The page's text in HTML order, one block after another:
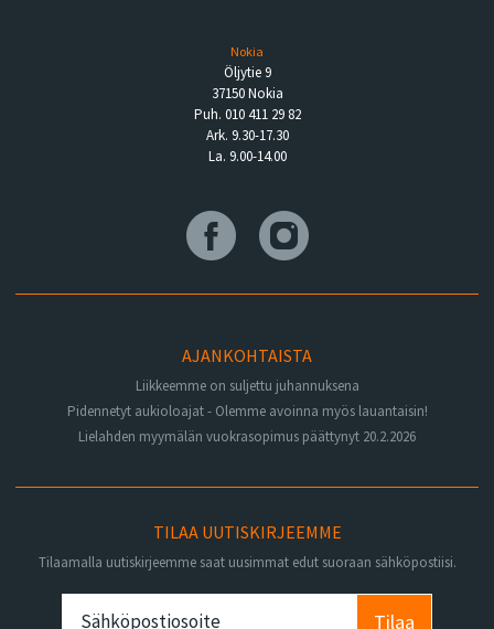
Nokia
Öljytie 9
37150 Nokia
Puh. 010 411 29 82
Ark. 9.30-17.30
La. 9.00-14.00
AJANKOHTAISTA
Liikkeemme on suljettu juhannuksena
Pidennetyt aukioloajat - Olemme avoinna myös lauantaisin!
Lielahden myymälän vuokrasopimus päättynyt 20.2.2026
TILAA UUTISKIRJEEMME
Tilaamalla uutiskirjeemme saat uusimmat edut suoraan sähköpostiisi.
Tilaa